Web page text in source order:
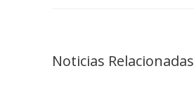
Noticias Relacionadas